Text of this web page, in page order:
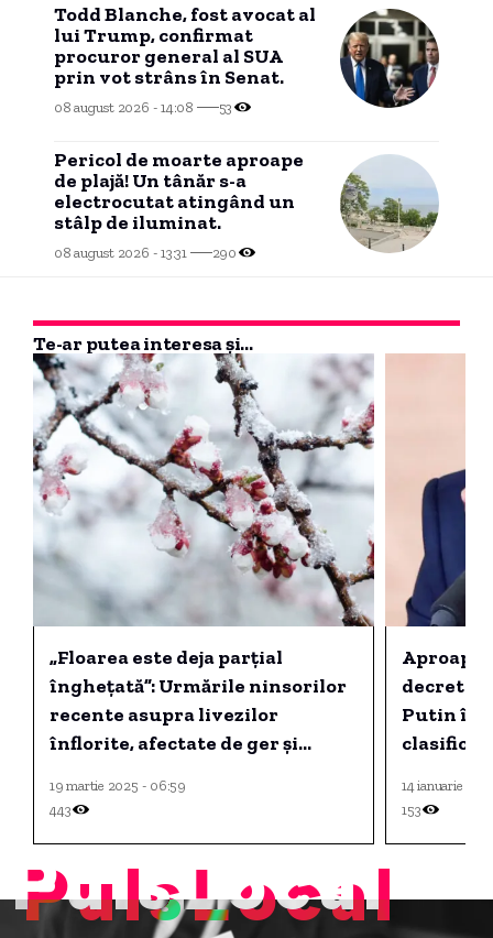
Todd Blanche, fost avocat al
lui Trump, confirmat
procuror general al SUA
prin vot strâns în Senat.
08 august 2026 - 14:08 53
Pericol de moarte aproape
de plajă! Un tânăr s-a
electrocutat atingând un
stâlp de iluminat.
08 august 2026 - 13:31 290
Te-ar putea interesa și...
„Floarea este deja parțial
înghețată”: Urmările ninsorilor
recente asupra livezilor
înflorite, afectate de ger și
19 martie 2025 - 06:59
443
Aproape
Putin în
14 ianuarie
153
PulsLocal